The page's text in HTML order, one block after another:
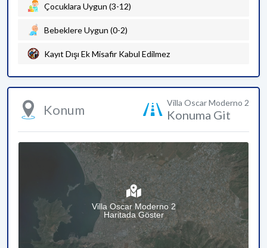
Çocuklara Uygun (3-12)
Bebeklere Uygun (0-2)
Kayıt Dışı Ek Misafir Kabul Edilmez
Konum Villa Oscar Moderno 2
Konuma Git
Villa Oscar Moderno 2
Haritada Göster